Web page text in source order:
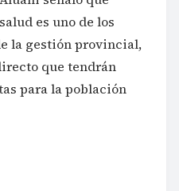
es uno de los
la gestión provincial,
que tendrán
para la población